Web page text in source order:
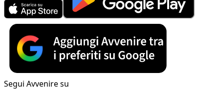
Segui Avvenire su